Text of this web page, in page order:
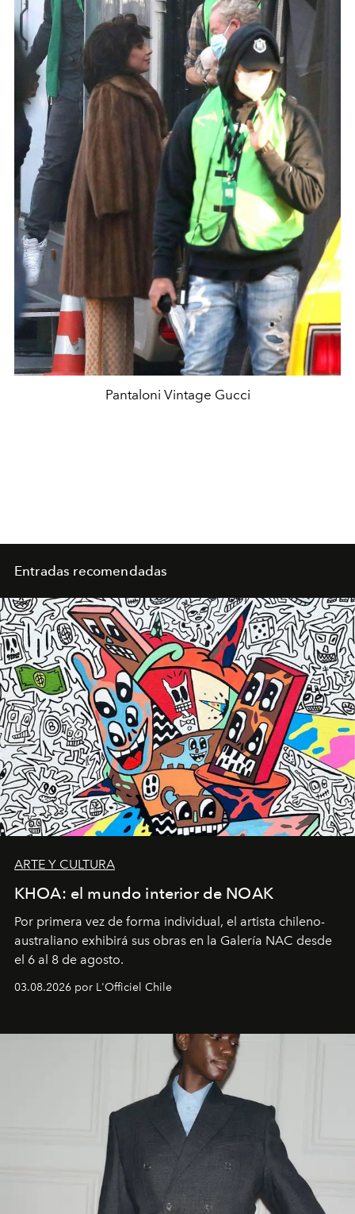
Pantaloni Vintage Gucci
Entradas recomendadas
ARTE Y CULTURA
KHOA: el mundo interior de NOAK
Por primera vez de forma individual, el artista chileno-
australiano exhibirá sus obras en la Galería NAC desde
el 6 al 8 de agosto.
03.08.2026 por L'Officiel Chile